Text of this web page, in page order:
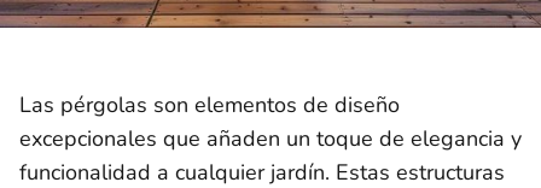
Las pérgolas son elementos de diseño
excepcionales que añaden un toque de elegancia y
funcionalidad a cualquier jardín. Estas estructuras